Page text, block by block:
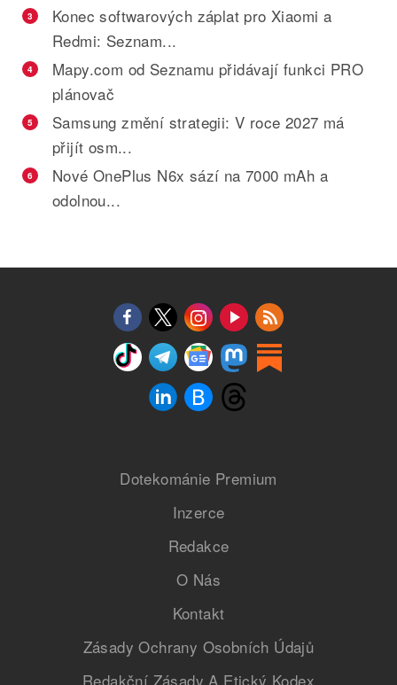
3
Konec softwarových záplat pro Xiaomi a
Redmi: Seznam...
4
Mapy.com od Seznamu přidávají funkci PRO
plánovač
5
Samsung změní strategii: V roce 2027 má
přijít osm...
6
Nové OnePlus N6x sází na 7000 mAh a
odolnou...
Dotekománie Premium
Inzerce
Redakce
O Nás
Kontakt
Zásady Ochrany Osobních Údajů
Redakční Zásady A Etický Kodex